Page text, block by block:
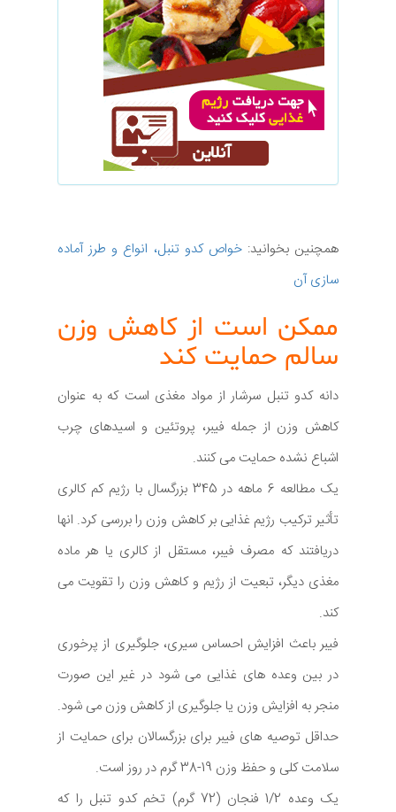
همچنین بخوانید:خواص کدو تنبل، انواع و طرز آماده
سازی آن
ممکن است از کاهش وزن
سالم حمایت کند
دانه کدو تنبل سرشار از مواد مغذی است که به عنوان
کاهش وزن از جمله فیبر، پروتئین و اسیدهای چرب
اشباع نشده حمایت می کنند.
یک مطالعه 6 ماهه در 345 بزرگسال با رژیم کم کالری
تأثیر ترکیب رژیم غذایی بر کاهش وزن را بررسی کرد. انها
دریافتند که مصرف فیبر، مستقل از کالری یا هر ماده
مغذی دیگر، تبعیت از رژیم و کاهش وزن را تقویت می
کند.
فیبر باعث افزایش احساس سیری، جلوگیری از پرخوری
در بین وعده های غذایی می شود در غیر این صورت
منجر به افزایش وزن یا جلوگیری از کاهش وزن می شود.
حداقل توصیه های فیبر برای بزرگسالان برای حمایت از
سلامت کلی و حفظ وزن 19-38 گرم در روز است.
یک وعده 1/2 فنجان (72 گرم) تخم کدو تنبل را که